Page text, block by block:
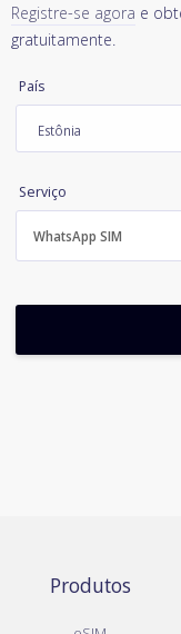
Registre-se agora e
gratuitamente.
País
Serviço
WhatsApp SIM
Produtos